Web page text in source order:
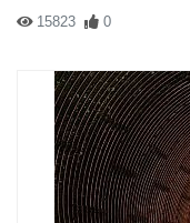
15823 0